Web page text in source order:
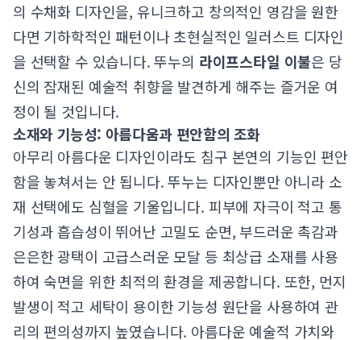
의 수채화 디자인을, 유니크하고 창의적인 영감을 원한
다면 기하학적인 패턴이나 초현실적인 일러스트 디자인
을 선택할 수 있습니다. 뚜누의 라이프스타일 이불은 당
신의 잠재된 예술적 취향을 발견하게 해주는 즐거운 여
정이 될 것입니다.
소재와 기능성: 아름다움과 편안함의 조화
아무리 아름다운 디자인이라도 침구 본연의 기능인 편안
함을 놓쳐서는 안 됩니다. 뚜누는 디자인뿐만 아니라 소
재 선택에도 심혈을 기울입니다. 피부에 자극이 적고 통
기성과 흡습성이 뛰어난 고밀도 순면, 부드러운 촉감과
은은한 광택이 고급스러운 모달 등 최상급 소재를 사용
하여 숙면을 위한 최적의 환경을 제공합니다. 또한, 먼지
발생이 적고 세탁이 용이한 기능성 원단을 사용하여 관
리의 편의성까지 높였습니다. 아름다운 예술적 가치와